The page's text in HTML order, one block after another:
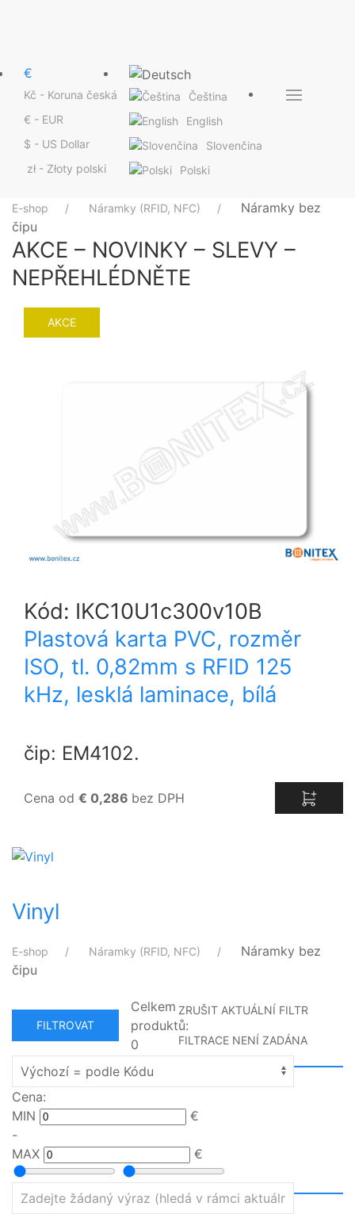
€
Kč - Koruna česká
€ - EUR
$ - US Dollar
zł - Złoty polski
Čeština
English
Slovenčina
Polski
E-shop Náramky (RFID, NFC)
Náramky bez
čipu
AKCE – NOVINKY – SLEVY –
NEPŘEHLÉDNĚTE
AKCE
Kód: IKC10U1c300v10B
Plastová karta PVC, rozměr
ISO, tl. 0,82mm s RFID 125
kHz, lesklá laminace, bílá
čip: EM4102.
Cena od € 0,286 bez DPH
Vinyl
E-shop Náramky (RFID, NFC)
Náramky bez
čipu
FILTROVAT
Celkem
produktů:
0
ZRUŠIT AKTUÁLNÍ FILTR
FILTRACE NENÍ ZADÁNA
Cena:
MIN
€
-
MAX
€